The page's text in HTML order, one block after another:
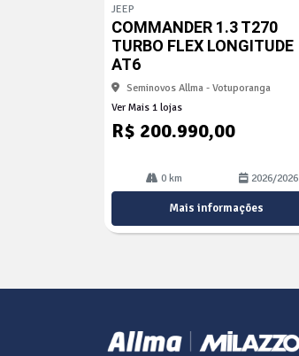
arti
lhe
JEEP
COMMANDER 1.3 T270
TURBO FLEX LONGITUDE
AT6
Seminovos Allma - Votuporanga
Ver Mais 1 lojas
R$ 200.990,00
0 km 2026/2026
Mais informações